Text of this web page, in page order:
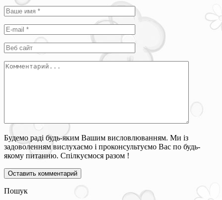
Будемо раді будь-яким Вашим висловлюванням. Ми із
задоволенням вислухаємо і проконсультуємо Вас по будь-
якому питанню. Спілкуємося разом !
Пошук